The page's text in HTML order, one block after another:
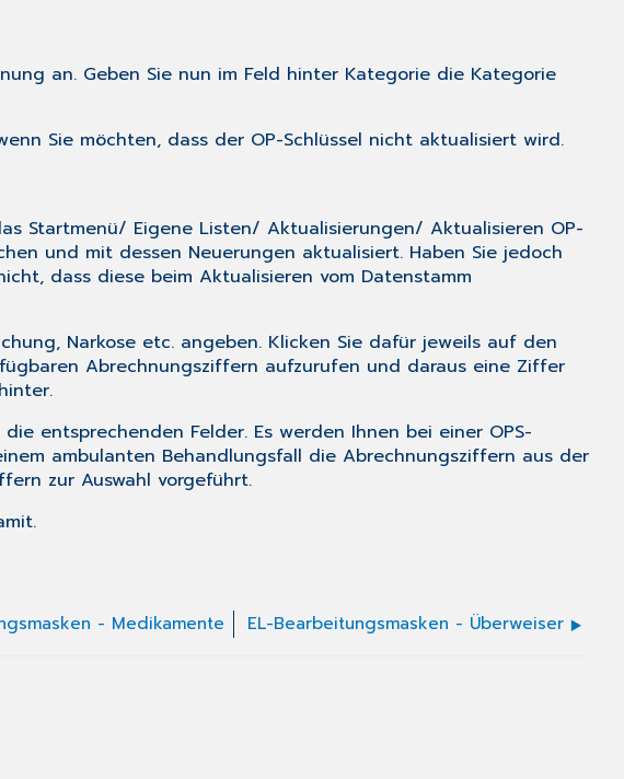
an. Geben Sie nun im Feld hinter Kategorie die Kategorie
Sie möchten, dass der OP-Schlüssel nicht aktualisiert wird.
Startmenü/ Eigene Listen/ Aktualisierungen/ Aktualisieren OP-
und mit dessen Neuerungen aktualisiert. Haben Sie jedoch
dass diese beim Aktualisieren vom Datenstamm
Narkose etc. angeben. Klicken Sie dafür jeweils auf den
Abrechnungsziffern aufzurufen und daraus eine Ziffer
entsprechenden Felder. Es werden Ihnen bei einer OPS-
ambulanten Behandlungsfall die Abrechnungsziffern aus der
zur Auswahl vorgeführt.
- Medikamente EL-Bearbeitungsmasken - Überweiser